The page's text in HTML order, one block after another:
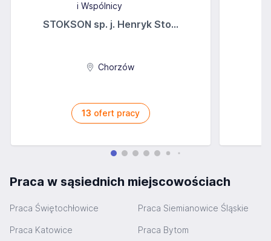
STOKSON sp. j. Henryk Sto...
Chorzów
13 ofert pracy
Praca w sąsiednich miejscowościach
Praca Świętochłowice Praca Siemianowice Śląskie
Praca Katowice Praca Bytom